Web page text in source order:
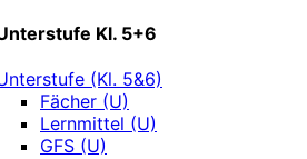
Kl. 5+6
(Kl. 5&6)
Fächer (U)
Lernmittel (U)
GFS (U)